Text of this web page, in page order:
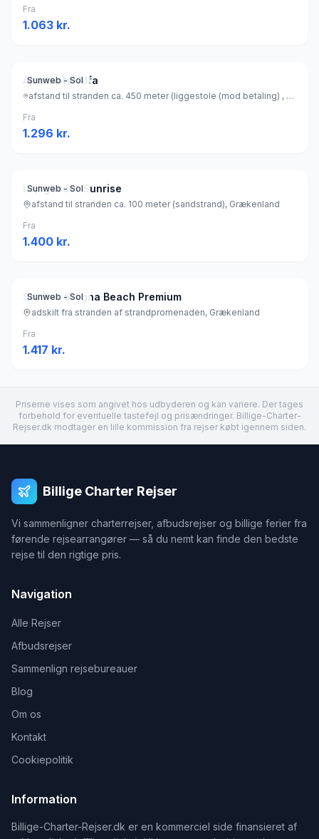
Fra
1.063 kr.
Sunweb - Sol
Aparthotel Alfa
afstand til stranden ca. 450 meter (liggestole (mod betaling) , parasol (mod betaling) ), Grækenland
Fra
1.296 kr.
Sunweb - Sol
Lejligheder Sunrise
afstand til stranden ca. 100 meter (sandstrand), Grækenland
Fra
1.400 kr.
Sunweb - Sol
Studios Stegna Beach Premium
adskilt fra stranden af strandpromenaden, Grækenland
Fra
1.417 kr.
Priserne vises som angivet hos udbyderen og kan variere. Der tages
forbehold for eventuelle tastefejl og prisændringer. Billige-Charter-
Rejser.dk modtager en lille kommission fra rejser købt igennem siden.
Billige Charter Rejser
Vi sammenligner charterrejser, afbudsrejser og billige ferier fra
førende rejsearrangører — så du nemt kan finde den bedste
rejse til den rigtige pris.
Navigation
Alle Rejser
Afbudsrejser
Sammenlign rejsebureauer
Blog
Om os
Kontakt
Cookiepolitik
Information
Billige-Charter-Rejser.dk er en kommerciel side finansieret af